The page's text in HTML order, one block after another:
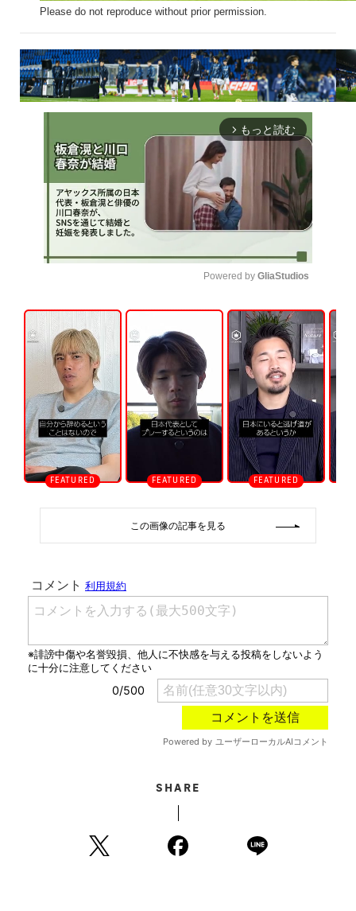
Please do not reproduce without prior permission.
arrow_forward_ios もっと読む
U
n
m
u
t
e
Powered by GliaStudios
この画像の記事を見る
SHARE